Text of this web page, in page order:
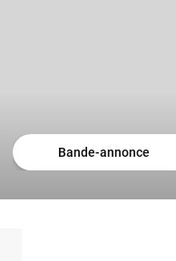
Bande-annonce